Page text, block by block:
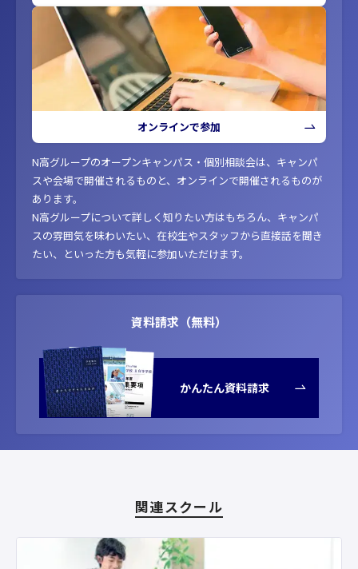
オンラインで参加
N高グループのオープンキャンパス・個別相談会は、キャンパ
スや会場で開催されるものと、オンラインで開催されるものが
あります。
N高グループについて詳しく知りたい方はもちろん、キャンパ
スの雰囲気を味わいたい、在校生やスタッフから直接話を聞き
たい、といった方も気軽に参加いただけます。
資料請求（無料）
かんたん資料請求
関連スクール